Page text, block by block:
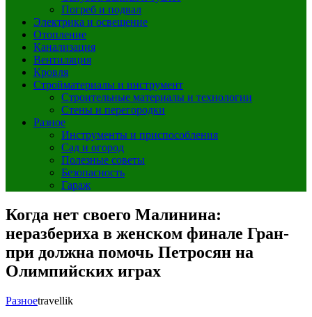
Погреб и подвал
Электрика и освещение
Отопление
Канализация
Вентиляция
Кровля
Стройматериалы и инструмент
Строительные материалы и технологии
Стены и перегородки
Разное
Инструменты и приспособления
Сад и огород
Полезные советы
Безопасность
Гараж
Когда нет своего Малинина:
неразбериха в женском финале Гран-
при должна помочь Петросян на
Олимпийских играх
Разноеtravellik